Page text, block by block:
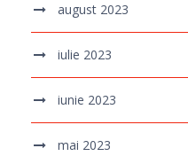
august 2023
iulie 2023
iunie 2023
mai 2023